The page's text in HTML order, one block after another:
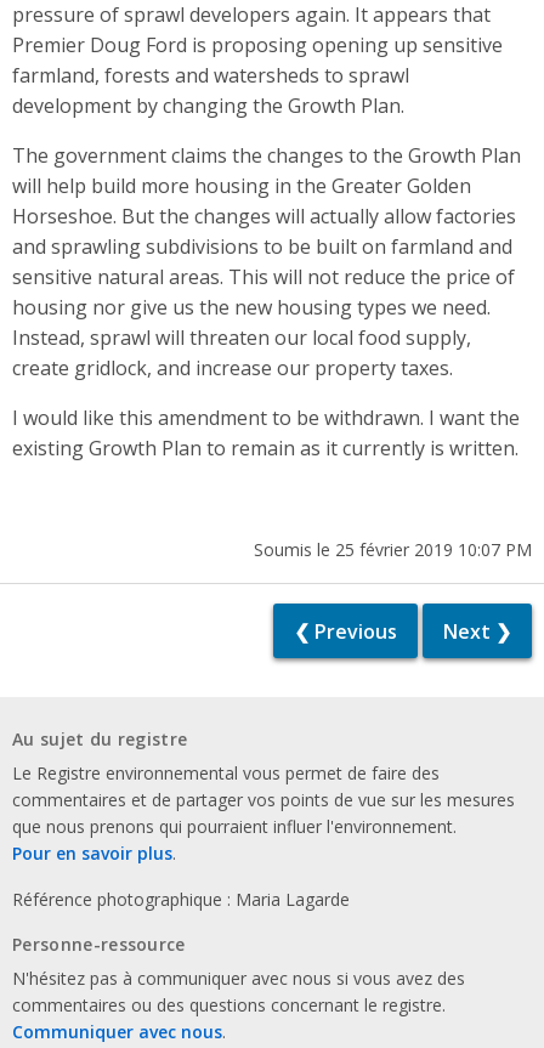
pressure of sprawl developers again. It appears that
Premier Doug Ford is proposing opening up sensitive
farmland, forests and watersheds to sprawl
development by changing the Growth Plan.
The government claims the changes to the Growth Plan
will help build more housing in the Greater Golden
Horseshoe. But the changes will actually allow factories
and sprawling subdivisions to be built on farmland and
sensitive natural areas. This will not reduce the price of
housing nor give us the new housing types we need.
Instead, sprawl will threaten our local food supply,
create gridlock, and increase our property taxes.
I would like this amendment to be withdrawn. I want the
existing Growth Plan to remain as it currently is written.
Soumis le 25 février 2019 10:07 PM
❮ Previous Next ❯
Au sujet du registre
Le Registre environnemental vous permet de faire des
commentaires et de partager vos points de vue sur les mesures
que nous prenons qui pourraient influer l'environnement.
Pour en savoir plus.
Référence photographique : Maria Lagarde
Personne-ressource
N'hésitez pas à communiquer avec nous si vous avez des
commentaires ou des questions concernant le registre.
Communiquer avec nous.